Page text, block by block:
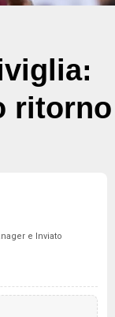
ritorno
e Inviato